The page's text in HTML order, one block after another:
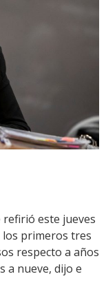
refirió este jueves
los primeros tres
respecto a años
a nueve, dijo e